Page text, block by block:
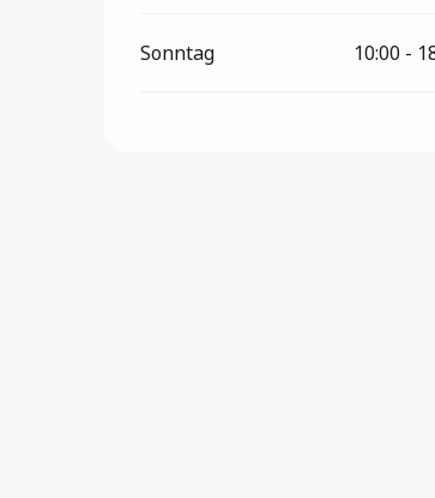
Sonntag 10:00 -